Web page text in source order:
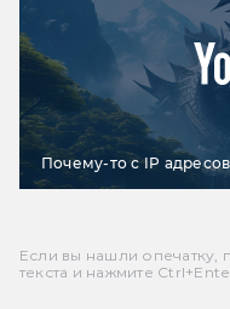
Почему-то с IP
Если вы нашли опечатку,
текста и нажмите